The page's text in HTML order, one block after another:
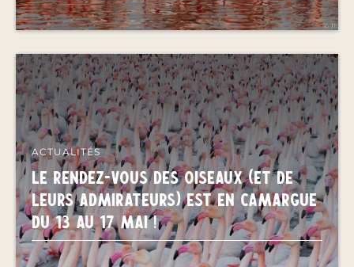
ACTUALITÉS
LE RENDEZ-VOUS DES OISEAUX (ET DE
LEURS ADMIRATEURS) EST EN CAMARGUE
DU 13 AU 17 MAI !